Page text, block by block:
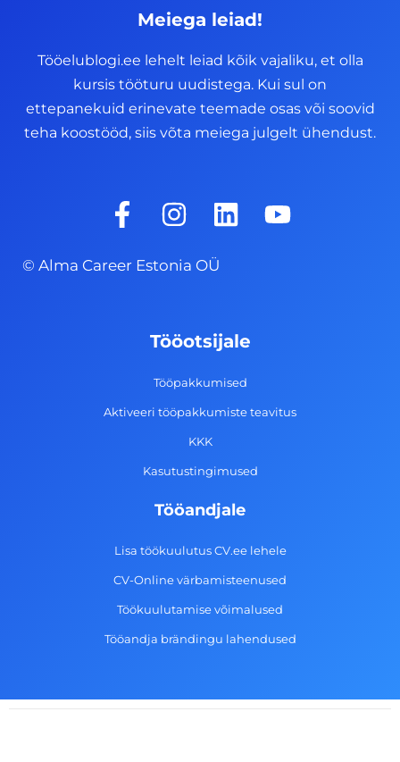
Meiega leiad!
Tööelublogi.ee lehelt leiad kõik vajaliku, et olla
kursis tööturu uudistega. Kui sul on
ettepanekuid erinevate teemade osas või soovid
teha koostööd, siis võta meiega julgelt ühendust.
F
a
e
-
I
n
s
t
g
a
m
L
i
d
n
Y
o
© Alma Career Estonia OÜ
Tööotsijale
Tööpakkumised
Aktiveeri tööpakkumiste teavitus
KKK
Kasutustingimused
Tööandjale
Lisa töökuulutus CV.ee lehele
CV-Online värbamisteenused
Töökuulutamise võimalused
Tööandja brändingu lahendused